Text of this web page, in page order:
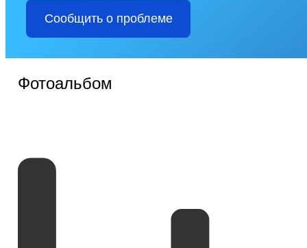
Сообщить о проблеме
Фотоальбом